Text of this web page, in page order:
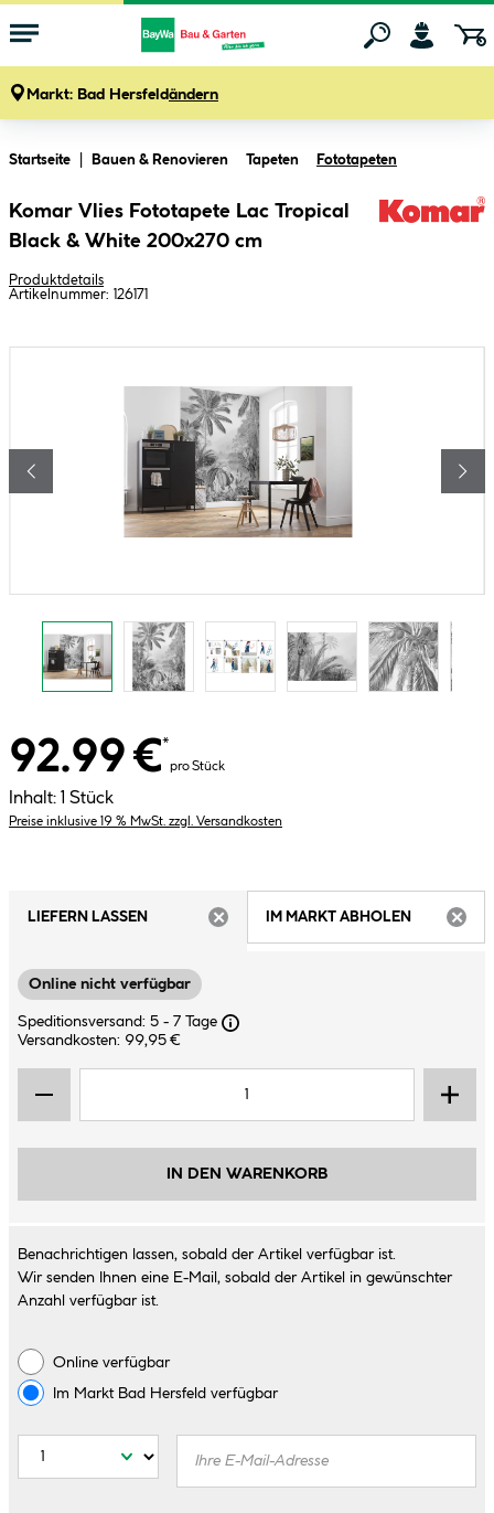
Markt: Bad Hersfeldändern
Startseite Bauen & Renovieren Tapeten Fototapeten
Komar Vlies Fototapete Lac Tropical
Black & White 200x270 cm
Produktdetails
Artikelnummer: 126171
92.99 €*
pro Stück
Inhalt: 1 Stück
Preise inklusive 19 % MwSt. zzgl. Versandkosten
LIEFERN LASSEN
IM MARKT ABHOLEN
Online nicht verfügbar
Speditionsversand: 5 - 7 Tage
Versandkosten: 99,95 €
IN DEN WARENKORB
Benachrichtigen lassen, sobald der Artikel verfügbar ist.
Wir senden Ihnen eine E-Mail, sobald der Artikel in gewünschter
Anzahl verfügbar ist.
Online verfügbar
Im Markt Bad Hersfeld verfügbar